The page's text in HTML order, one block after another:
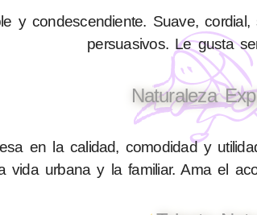
y condescendiente. Suave,
persuasivos. Le gusta
Naturaleza
en la calidad, comodidad y
vida urbana y la familiar. Ama el